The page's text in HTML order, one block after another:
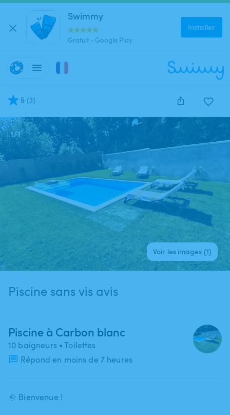
Swimmy
Gratuit - Google Play
Installer
5 (3)
1/1
Voir les images (1)
Piscine sans vis avis
Piscine à Carbon blanc
10 baigneurs • Toilettes
Répond en moins de 7 heures
🌞 Bienvenue !